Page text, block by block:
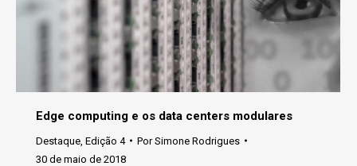
Edge computing e os data centers modulares
Destaque Edição 4 PorSimone Rodrigues
30 de maio de 2018